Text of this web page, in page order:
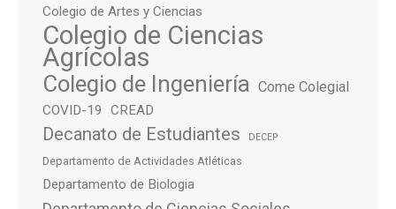
Colegio de Artes y Ciencias
Colegio de Ciencias
Agrícolas
Colegio de Ingeniería Come Colegial
COVID-19 CREAD
Decanato de Estudiantes DECEP
Departamento de Actividades Atléticas
Departamento de Biologia